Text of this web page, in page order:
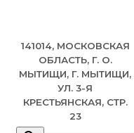
141014, МОСКОВСКАЯ
ОБЛАСТЬ, Г. О.
МЫТИЩИ, Г. МЫТИЩИ,
УЛ. 3-Я
КРЕСТЬЯНСКАЯ, СТР.
23